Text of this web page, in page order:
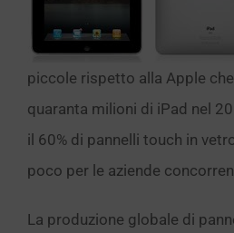
piccole rispetto alla Apple
quaranta milioni di iPad nel
il 60% di pannelli touch in
poco per le aziende
La produzione globale di